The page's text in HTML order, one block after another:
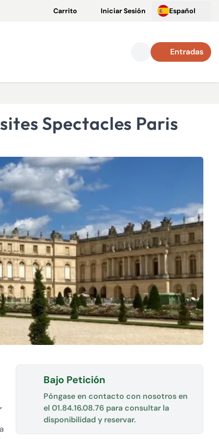
Carrito Iniciar Sesión Español
Entradas
Spectacles Paris
Bajo Petición
Póngase en contacto con nosotros en
el 01.84.16.08.76 para consultar la
disponibilidad y reservar.